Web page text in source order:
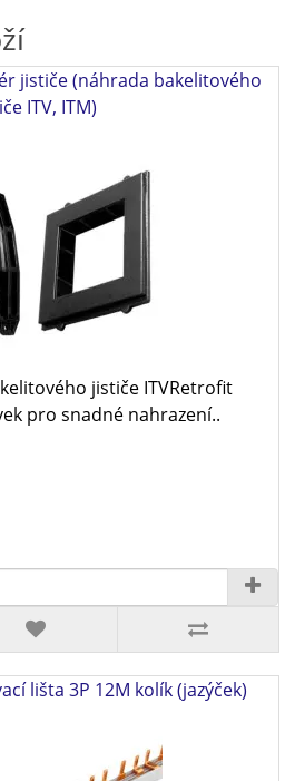
jističe (náhrada bakelitového
ITV, ITM)
jističe ITVRetrofit
pro snadné nahrazení..
lišta 3P 12M kolík (jazýček)